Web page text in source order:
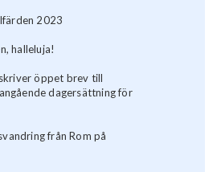
2023
halleluja!
öppet brev till
dagersättning för
från Rom på